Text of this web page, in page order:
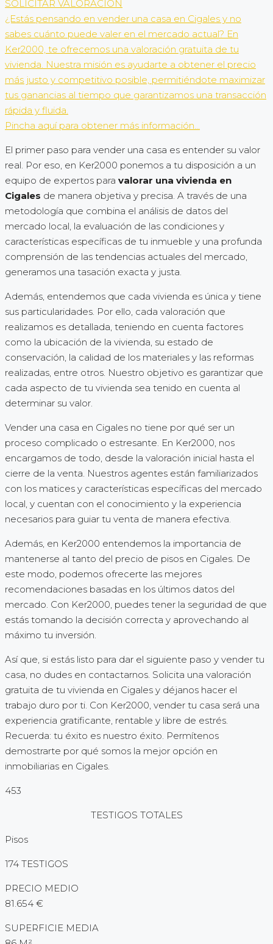
SOLICITAR VALORACIÓN
¿Estás pensando en vender una casa en Cigales y no
sabes cuánto puede valer en el mercado actual? En
Ker2000, te ofrecemos una valoración gratuita de tu
vivienda. Nuestra misión es ayudarte a obtener el precio
más justo y competitivo posible, permitiéndote maximizar
tus ganancias al tiempo que garantizamos una transacción
rápida y fluida.
Pincha aquí para obtener más información...
El primer paso para vender una casa es entender su valor
real. Por eso, en Ker2000 ponemos a tu disposición a un
equipo de expertos para valorar una vivienda en
Cigales de manera objetiva y precisa. A través de una
metodología que combina el análisis de datos del
mercado local, la evaluación de las condiciones y
características específicas de tu inmueble y una profunda
comprensión de las tendencias actuales del mercado,
generamos una tasación exacta y justa.
Además, entendemos que cada vivienda es única y tiene
sus particularidades. Por ello, cada valoración que
realizamos es detallada, teniendo en cuenta factores
como la ubicación de la vivienda, su estado de
conservación, la calidad de los materiales y las reformas
realizadas, entre otros. Nuestro objetivo es garantizar que
cada aspecto de tu vivienda sea tenido en cuenta al
determinar su valor.
Vender una casa en Cigales no tiene por qué ser un
proceso complicado o estresante. En Ker2000, nos
encargamos de todo, desde la valoración inicial hasta el
cierre de la venta. Nuestros agentes están familiarizados
con los matices y características específicas del mercado
local, y cuentan con el conocimiento y la experiencia
necesarios para guiar tu venta de manera efectiva.
Además, en Ker2000 entendemos la importancia de
mantenerse al tanto del precio de pisos en Cigales. De
este modo, podemos ofrecerte las mejores
recomendaciones basadas en los últimos datos del
mercado. Con Ker2000, puedes tener la seguridad de que
estás tomando la decisión correcta y aprovechando al
máximo tu inversión.
Así que, si estás listo para dar el siguiente paso y vender tu
casa, no dudes en contactarnos. Solicita una valoración
gratuita de tu vivienda en Cigales y déjanos hacer el
trabajo duro por ti. Con Ker2000, vender tu casa será una
experiencia gratificante, rentable y libre de estrés.
Recuerda: tu éxito es nuestro éxito. Permítenos
demostrarte por qué somos la mejor opción en
inmobiliarias en Cigales.
453
TESTIGOS TOTALES
Pisos
174 TESTIGOS
PRECIO MEDIO
81.654 €
SUPERFICIE MEDIA